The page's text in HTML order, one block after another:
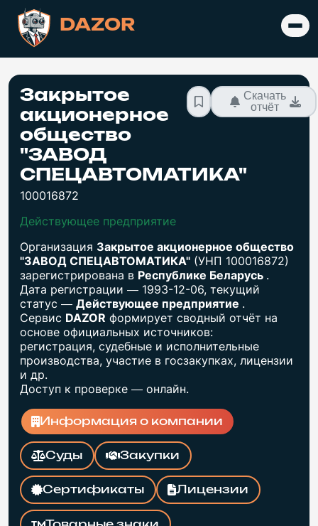
DAZOR
Закрытое
акционерное
общество
"ЗАВОД
СПЕЦАВТОМАТИКА"
100016872
Скачать
отчёт
Действующее предприятие
Организация Закрытое акционерное общество
"ЗАВОД СПЕЦАВТОМАТИКА" (УНП 100016872)
зарегистрирована в Республике Беларусь .
Дата регистрации — 1993-12-06, текущий
статус — Действующее предприятие .
Сервис DAZOR формирует сводный отчёт на
основе официальных источников:
регистрация, судебные и исполнительные
производства, участие в госзакупках, лицензии
и др.
Доступ к проверке — онлайн.
Информация о компании
Суды Закупки
Сертификаты Лицензии